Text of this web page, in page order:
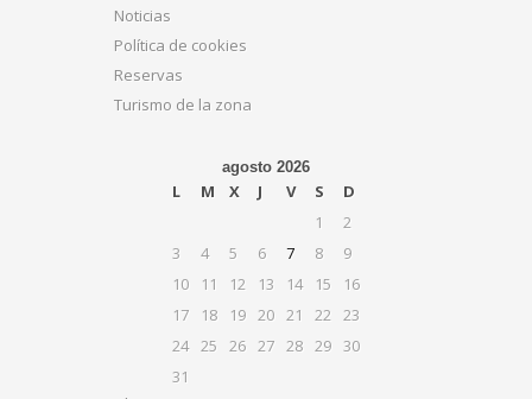
Noticias
Política de cookies
Reservas
Turismo de la zona
agosto 2026
L M X J V S
D
1
2
3
4 5 6 7 8
9
10
11 12 13 14 15
16
17
18 19 20 21 22 23
24 25 26 27 28 29 30
31